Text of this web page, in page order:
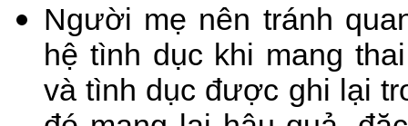
Người mẹ nên tránh
hệ tình dục khi mang
và tình dục được ghi lại